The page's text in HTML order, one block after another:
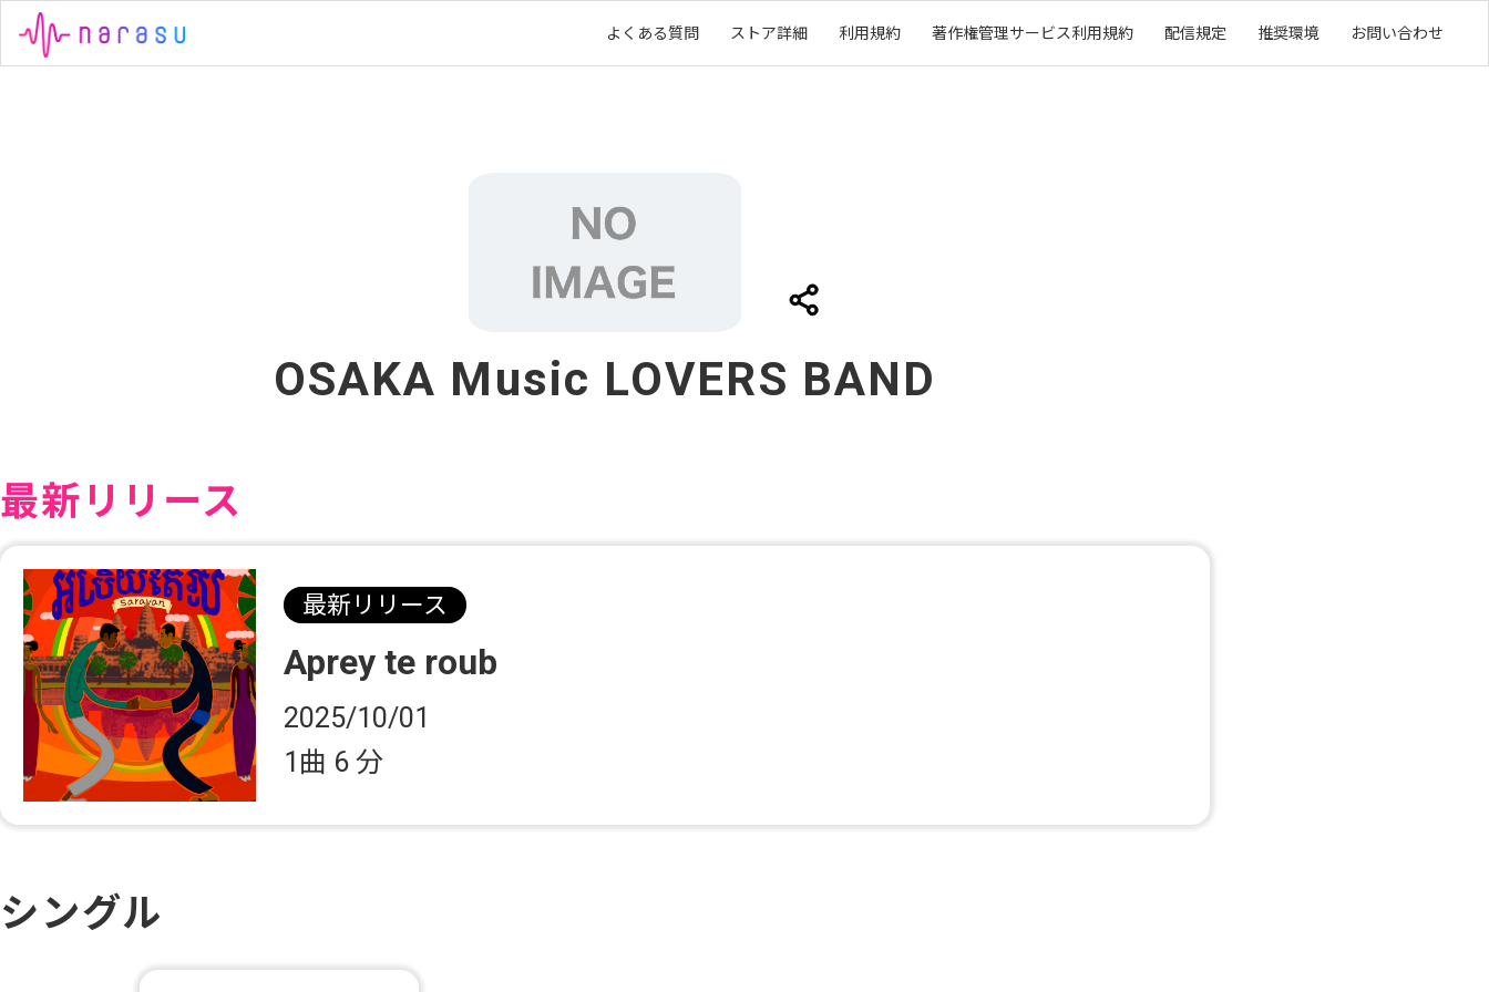
よくある質問 ストア詳細 利用規約 著作権管理サービス利用規約 配信規定 推奨環境 お問い合わせ
OSAKA Music LOVERS BAND
最新リリース
最新リリース
Aprey te roub
2025/10/01
1曲 6 分
シングル